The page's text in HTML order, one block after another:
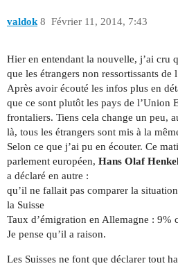
valdok Février 11, 2014, 7:43
8
Hier en entendant la nouvelle, j’ai cru
que les étrangers non ressortissants de
Après avoir écouté les infos plus en
que ce sont plutôt les pays de l’Union
frontaliers. Tiens cela change un peu,
là, tous les étrangers sont mis à la
Selon ce que j’ai pu en écouter. Ce
parlement européen, Hans Olaf
a déclaré en autre :
qu’il ne fallait pas comparer la
la Suisse
Taux d’émigration en Allemagne : 9%
Je pense qu’il a raison.
Les Suisses ne font que déclarer tout